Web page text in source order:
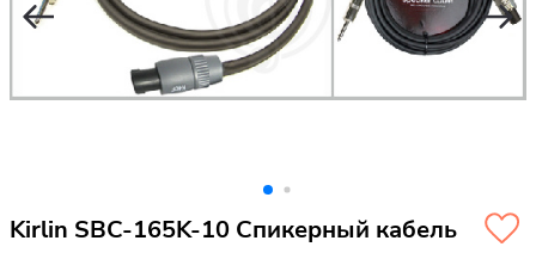
Kirlin SBC-165K-10 Спикерный кабель